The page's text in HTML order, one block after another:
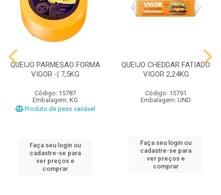
QUEIJO PARMESAO FORMA
VIGOR -¦ 7,5KG
Código: 15787
Embalagem: KG
Produto de peso variável
Faça seu login ou
cadastre-se para
ver preços e
comprar
QUEIJO CHEDDAR FATIADO
VIGOR 2,24KG
Código: 15791
Embalagem: UND
Faça seu login ou
cadastre-se para
ver preços e
comprar